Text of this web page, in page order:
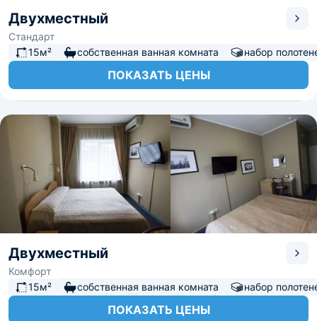
Двухместный
Стандарт
15м²
собственная ванная комната набор
ПОКАЗАТЬ ЦЕНЫ
Двухместный
Комфорт
15м²
собственная ванная комната набор
ПОКАЗАТЬ ЦЕНЫ